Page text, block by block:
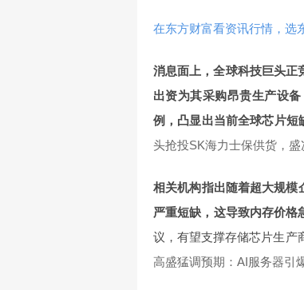
在东方财富看资讯行情，选
消息面上，全球科技巨头正
出资为其采购昂贵生产设
例，凸显出当前全球芯片短
头抢投SK海力士保供货，
相关机构指出随着超大规
严重短缺，这导致内存价格
议，有望支撑存储芯片生产
高盛猛调预期：AI服务器引